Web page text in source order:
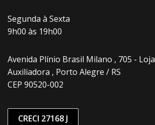
Segunda à Sexta
9h00 às 19h00
Avenida Plínio Brasil Milano , 705 - Loja
Auxiliadora , Porto Alegre / RS
CEP 90520-002
CRECI 27168 J